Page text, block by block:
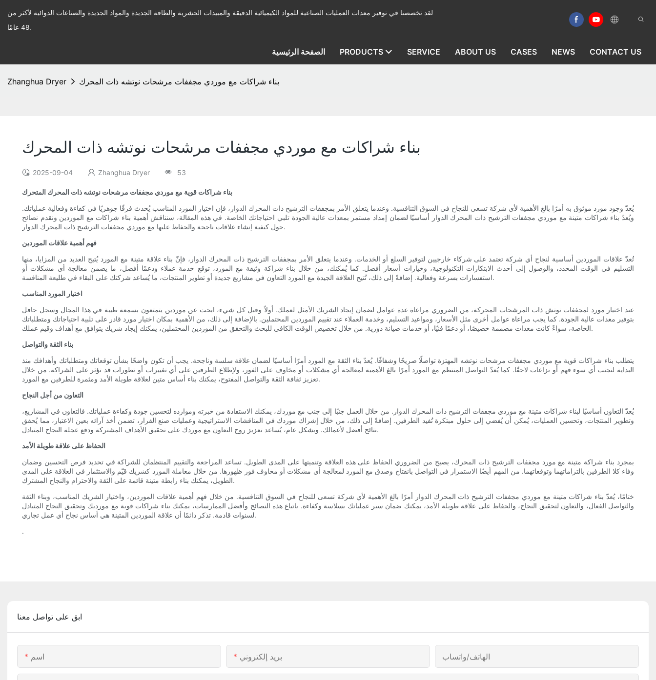
لقد تخصصنا في توفير معدات العمليات الصناعية للمواد الكيميائية الدقيقة والمبيدات الحشرية والطاقة الجديدة والمواد الجديدة والصناعات الدوائية لأكثر من
48 عامًا.
الصفحة الرئيسية PRODUCTS SERVICE ABOUT US CASES NEWS CONTACT US
Zhanghua Dryer بناء شراكات مع موردي مجففات مرشحات نوتشه ذات المحرك
بناء شراكات مع موردي مجففات مرشحات نوتشه ذات المحرك
2025-09-04 Zhanghua Dryer 53
بناء شراكات قوية مع موردي مجففات مرشحات نوتشه ذات المحرك المتحرك
يُعدّ وجود مورد موثوق به أمرًا بالغ الأهمية لأي شركة تسعى للنجاح في السوق التنافسية. وعندما يتعلق الأمر بمجففات الترشيح ذات المحرك الدوار، فإن اختيار المورد المناسب يُحدث فرقًا جوهريًا في كفاءة وفعالية عملياتك.
ويُعدّ بناء شراكات متينة مع موردي مجففات الترشيح ذات المحرك الدوار أساسيًا لضمان إمداد مستمر بمعدات عالية الجودة تلبي احتياجاتك الخاصة. في هذه المقالة، سنناقش أهمية بناء شراكات مع الموردين ونقدم نصائح
حول كيفية إنشاء علاقات ناجحة والحفاظ عليها مع موردي مجففات الترشيح ذات المحرك الدوار.
فهم أهمية علاقات الموردين
تُعدّ علاقات الموردين أساسية لنجاح أي شركة تعتمد على شركاء خارجيين لتوفير السلع أو الخدمات. وعندما يتعلق الأمر بمجففات الترشيح ذات المحرك الدوار، فإنّ بناء علاقة متينة مع المورد يُتيح العديد من المزايا، منها
التسليم في الوقت المحدد، والوصول إلى أحدث الابتكارات التكنولوجية، وخيارات أسعار أفضل. كما يُمكنك، من خلال بناء شراكة وثيقة مع المورد، توقع خدمة عملاء ودعمًا أفضل، ما يضمن معالجة أي مشكلات أو
استفسارات بسرعة وفعالية. إضافةً إلى ذلك، تُتيح العلاقة الجيدة مع المورد التعاون في مشاريع جديدة أو تطوير المنتجات، ما يُساعد شركتك على البقاء في طليعة المنافسة.
اختيار المورد المناسب
عند اختيار مورد لمجففات نوتش ذات المرشحات المحركة، من الضروري مراعاة عدة عوامل لضمان إيجاد الشريك الأمثل لعملك. أولاً وقبل كل شيء، ابحث عن موردين يتمتعون بسمعة طيبة في هذا المجال وسجل حافل
بتوفير معدات عالية الجودة. كما يجب مراعاة عوامل أخرى مثل الأسعار، ومواعيد التسليم، وخدمة العملاء عند تقييم الموردين المحتملين. بالإضافة إلى ذلك، من الأهمية بمكان اختيار مورد قادر على تلبية احتياجاتك ومتطلباتك
الخاصة، سواءً كانت معدات مصممة خصيصًا، أو دعمًا فنيًا، أو خدمات صيانة دورية. من خلال تخصيص الوقت الكافي للبحث والتحقق من الموردين المحتملين، يمكنك إيجاد شريك يتوافق مع أهداف وقيم عملك.
بناء الثقة والتواصل
يتطلب بناء شراكات قوية مع موردي مجففات مرشحات نوتشه المهتزة تواصلًا صريحًا وشفافًا. يُعدّ بناء الثقة مع المورد أمرًا أساسيًا لضمان علاقة سلسة وناجحة. يجب أن تكون واضحًا بشأن توقعاتك ومتطلباتك وأهدافك منذ
البداية لتجنب أي سوء فهم أو نزاعات لاحقًا. كما يُعدّ التواصل المنتظم مع المورد أمرًا بالغ الأهمية لمعالجة أي مشكلات أو مخاوف على الفور، ولإطلاع الطرفين على أي تغييرات أو تطورات قد تؤثر على الشراكة. من خلال
تعزيز ثقافة الثقة والتواصل المفتوح، يمكنك بناء أساس متين لعلاقة طويلة الأمد ومثمرة للطرفين مع المورد.
التعاون من أجل النجاح
يُعدّ التعاون أساسيًا لبناء شراكات متينة مع موردي مجففات الترشيح ذات المحرك الدوار. من خلال العمل جنبًا إلى جنب مع موردك، يمكنك الاستفادة من خبرته وموارده لتحسين جودة وكفاءة عملياتك. فالتعاون في المشاريع،
وتطوير المنتجات، وتحسين العمليات، يُمكن أن يُفضي إلى حلول مبتكرة تُفيد الطرفين. إضافةً إلى ذلك، من خلال إشراك موردك في المناقشات الاستراتيجية وعمليات صنع القرار، تضمن أخذ آرائه بعين الاعتبار، مما يُحقق
نتائج أفضل لأعمالك. وبشكل عام، يُساعد تعزيز روح التعاون مع موردك على تحقيق الأهداف المشتركة ودفع عجلة النجاح المتبادل.
الحفاظ على علاقة طويلة الأمد
بمجرد بناء شراكة متينة مع مورد مجففات الترشيح ذات المحرك، يصبح من الضروري الحفاظ على هذه العلاقة وتنميتها على المدى الطويل. تساعد المراجعة والتقييم المنتظمان للشراكة في تحديد فرص التحسين وضمان
وفاء كلا الطرفين بالتزاماتهما وتوقعاتهما. من المهم أيضًا الاستمرار في التواصل بانفتاح وصدق مع المورد لمعالجة أي مشكلات أو مخاوف فور ظهورها. من خلال معاملة المورد كشريك قيّم والاستثمار في العلاقة على المدى
الطويل، يمكنك بناء رابطة متينة قائمة على الثقة والاحترام والنجاح المشترك.
ختامًا، يُعدّ بناء شراكات متينة مع موردي مجففات الترشيح ذات المحرك الدوار أمرًا بالغ الأهمية لأي شركة تسعى للنجاح في السوق التنافسية. من خلال فهم أهمية علاقات الموردين، واختيار الشريك المناسب، وبناء الثقة
والتواصل الفعال، والتعاون لتحقيق النجاح، والحفاظ على علاقة طويلة الأمد، يمكنك ضمان سير عملياتك بسلاسة وكفاءة. باتباع هذه النصائح وأفضل الممارسات، يمكنك بناء شراكات قوية مع مورديك وتحقيق النجاح المتبادل
لسنوات قادمة. تذكر دائمًا أن علاقة الموردين المتينة هي أساس نجاح أي عمل تجاري.
.
ابق على تواصل معنا
اسم بريد إلكتروني الهاتف/واتساب